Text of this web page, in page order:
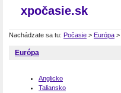
xpočasie.sk
Nachádzate sa tu: Počasie > Európa >
Európa
Anglicko
Taliansko